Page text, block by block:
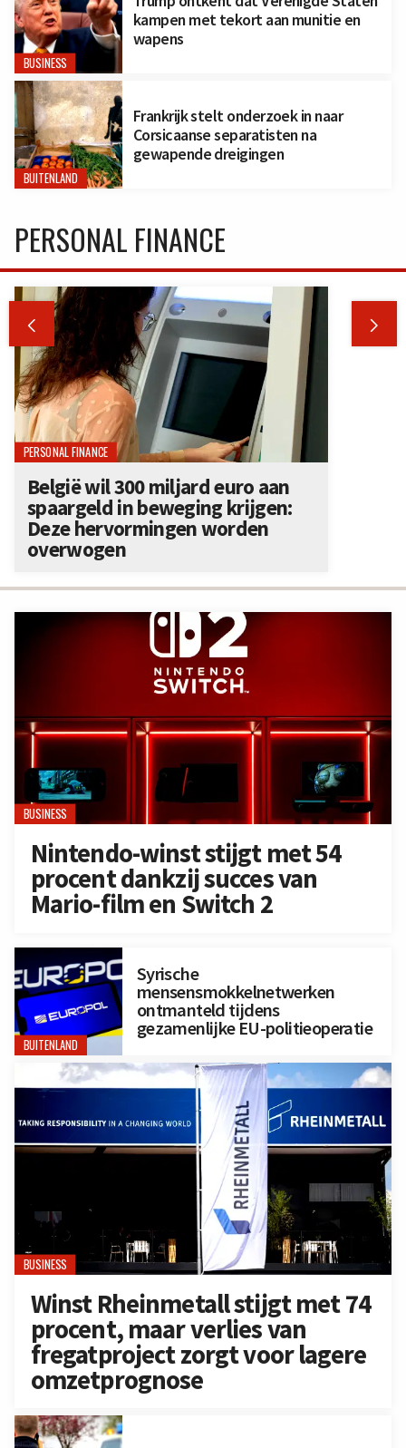
BUSINESS
kampen met tekort aan munitie en
wapens
BUITENLAND
Frankrijk stelt onderzoek in naar
Corsicaanse separatisten na
gewapende dreigingen
BUSINESS
Nintendo-winst stijgt met 54
procent dankzij succes van
Mario-film en Switch 2
BUITENLAND
Syrische
mensensmokkelnetwerken
ontmanteld tijdens
gezamenlijke EU-politieoperatie
BUSINESS
Winst Rheinmetall stijgt met 74
procent, maar verlies van
fregatproject zorgt voor lagere
omzetprognose
PERSONAL FINANCE
 
PERSONAL FINANCE
België wil 300 miljard euro aan
spaargeld in beweging krijgen:
Deze hervormingen worden
overwogen